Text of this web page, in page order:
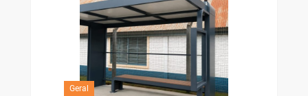
Geral